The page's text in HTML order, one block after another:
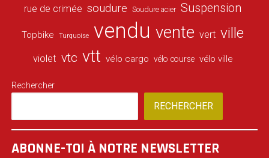
rue de crimée soudure Soudure acier Suspension
Topbike Turquoise vendu vente vert ville
violet vtc vtt vélo cargo vélo course vélo ville
Rechercher
RECHERCHER
ABONNE-TOI À NOTRE NEWSLETTER